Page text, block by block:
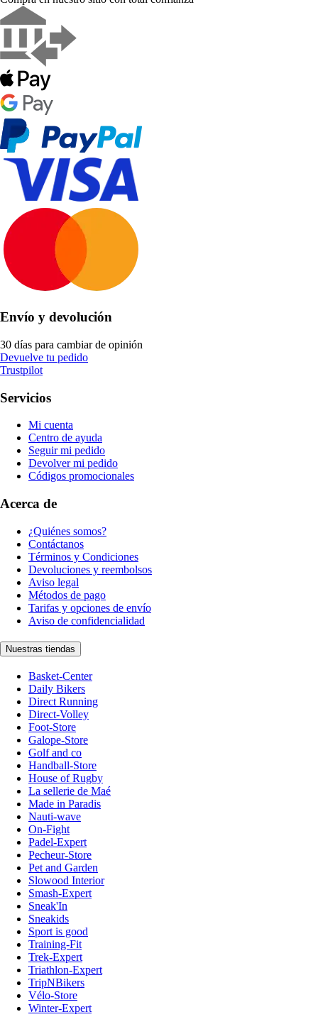
Envío y devolución
30 días para cambiar de opinión
Devuelve tu pedido
Trustpilot
Servicios
Mi cuenta
Centro de ayuda
Seguir mi pedido
Devolver mi pedido
Códigos promocionales
Acerca de
¿Quiénes somos?
Contáctanos
Términos y Condiciones
Devoluciones y reembolsos
Aviso legal
Métodos de pago
Tarifas y opciones de envío
Aviso de confidencialidad
Nuestras tiendas
Basket-Center
Daily Bikers
Direct Running
Direct-Volley
Foot-Store
Galope-Store
Golf and co
Handball-Store
House of Rugby
La sellerie de Maé
Made in Paradis
Nauti-wave
On-Fight
Padel-Expert
Pecheur-Store
Pet and Garden
Slowood Interior
Smash-Expert
Sneak'In
Sneakids
Sport is good
Training-Fit
Trek-Expert
Triathlon-Expert
TripNBikers
Vélo-Store
Winter-Expert